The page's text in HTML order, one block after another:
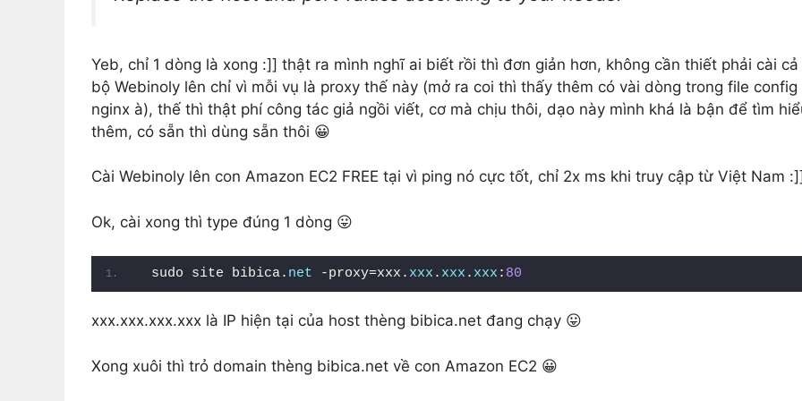
Yeb, chỉ 1 dòng là xong :]] thật ra mình nghĩ ai biết rồi thì đơn giản hơn, không cần thiết phải cài cả
bộ Webinoly lên chỉ vì mỗi vụ là proxy thế này (mở ra coi thì thấy thêm có vài dòng trong file config
nginx à), thế thì thật phí công tác giả ngồi viết, cơ mà chịu thôi, dạo này mình khá là bận để tìm
thêm, có sẵn thì dùng sẵn thôi 😀
Cài Webinoly lên con Amazon EC2 FREE tại vì ping nó cực tốt, chỉ 2x ms khi truy cập từ Việt Nam
Ok, cài xong thì type đúng 1 dòng 😛
sudo site bibica. net -proxy=xxx. xxx . xxx . xxx : 80
xxx.xxx.xxx.xxx là IP hiện tại của host thèng bibica.net đang chạy 😛
Xong xuôi thì trỏ domain thèng bibica.net về con Amazon EC2 😀